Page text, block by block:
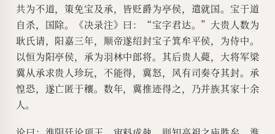
共为不道，策免宝及承，皆贬爵为亭侯，遣就国。宝于道
自杀，国除。《决录注》曰：“宝字君达。”大贵人数为
耿氏请，阳嘉三年，顺帝遂绍封宝子箕牟平侯，为侍中。
以恒为阳亭侯，承为羽林中郎将。其后贵人薨，大将军梁
冀从承求贵人珍玩，不能得，冀怒，风有司奏夺其封。承
惶恐，遂亡匿于穰。数年，冀推迹得之，乃并族其家十余
人。